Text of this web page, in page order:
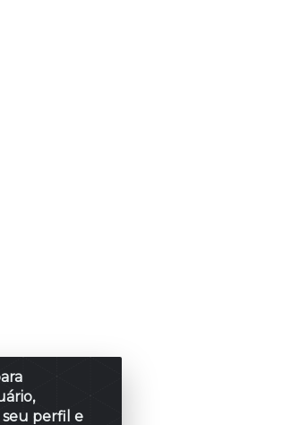
perfil e